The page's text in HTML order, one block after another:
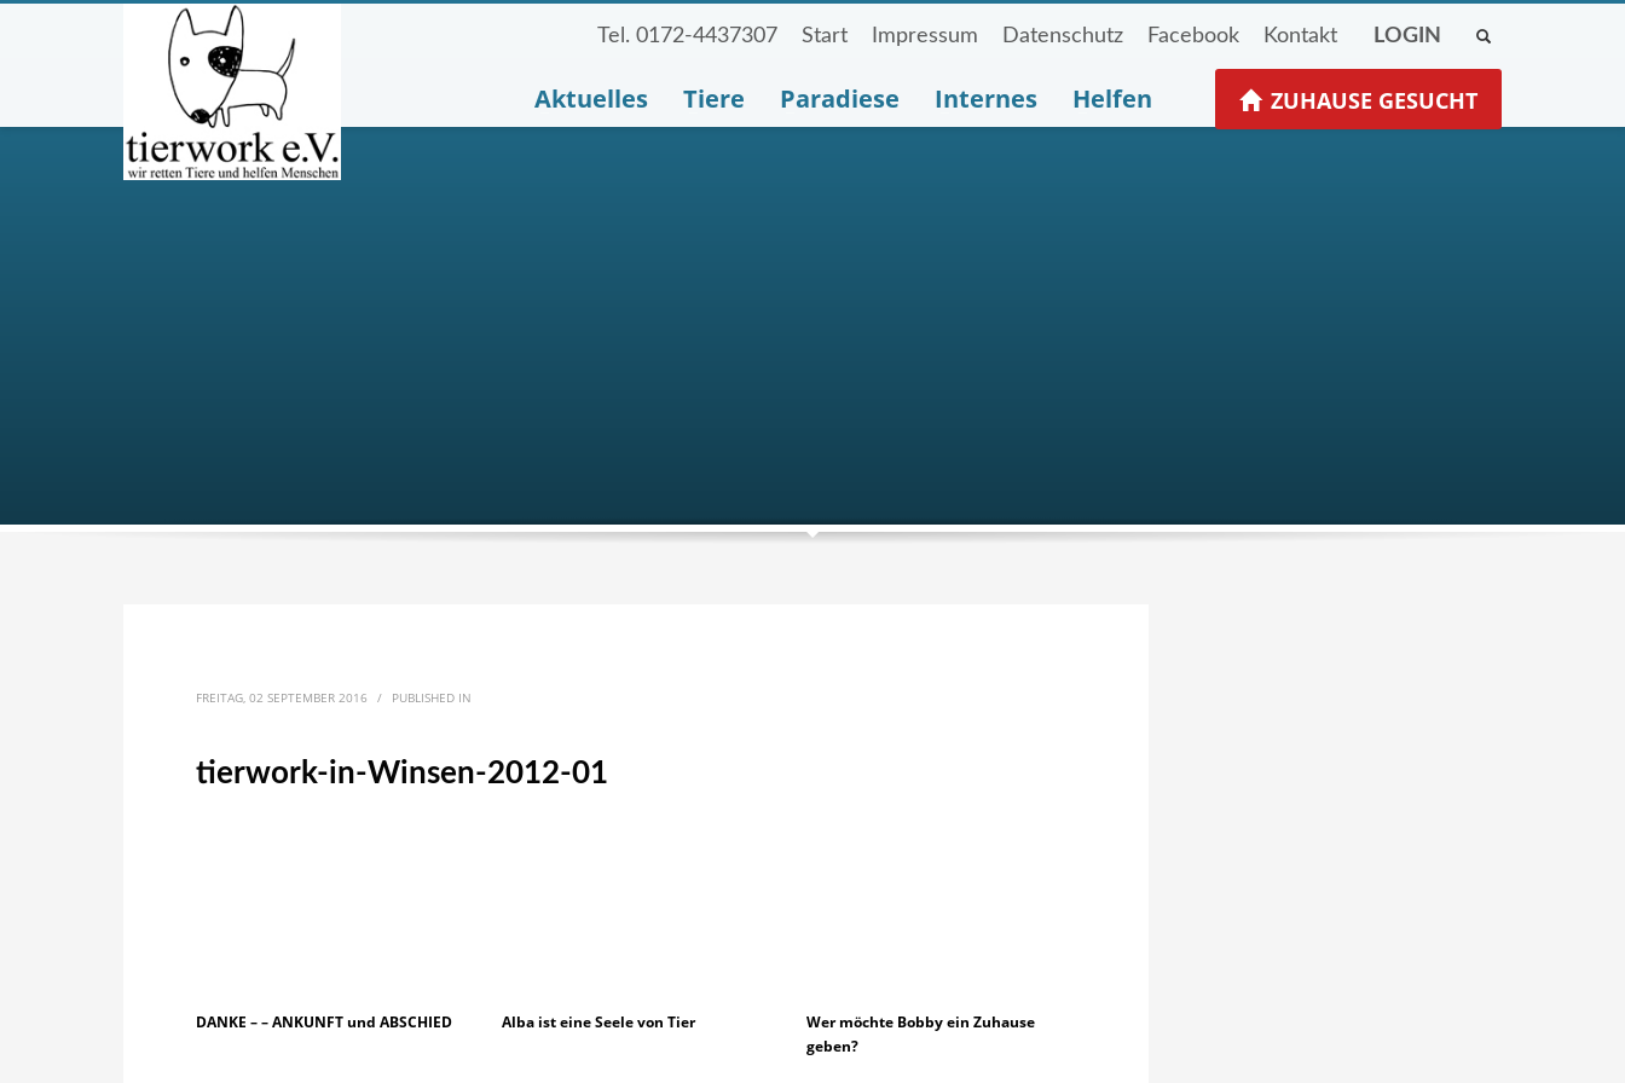
Tel. 0172-4437307 Start Impressum Datenschutz Facebook Kontakt LOGIN
Aktuelles Tiere Paradiese Internes Helfen ZUHAUSE GESUCHT
FREITAG, 02 SEPTEMBER 2016 / PUBLISHED IN
tierwork-in-Winsen-2012-01
DANKE – – ANKUNFT und ABSCHIED Alba ist eine Seele von Tier
Wer möchte Bobby ein Zuhause
geben?